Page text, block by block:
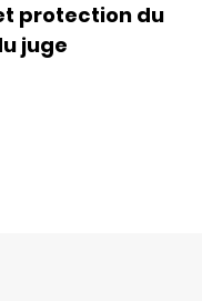
protection du
juge